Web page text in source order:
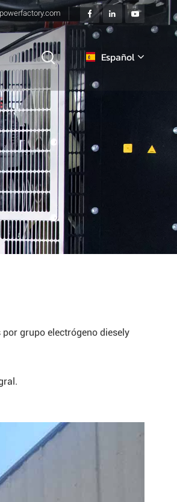
Español
English
français
русский
por grupo electrógeno diesely